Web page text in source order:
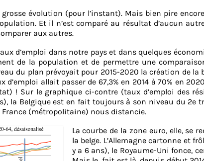
évolution (pour l’instant). Mais bien pire
Et il n’est comparé au résultat d’aucun
aux autres.
d’emploi dans notre pays et dans quelques
de la population et de permettre une
du plan prévoyait pour 2015-2020 la création de
d’emploi allait passer de 67,3% en 2014 à 70% en
! Sur le graphique ci-contre (taux d’emploi des
la Belgique est en fait toujours à son niveau du 2e
(métropolitaine) nous distancie.
La courbe de la zone euro, elle, se
la belge. L’Allemagne cartonne et
y a 6 ans), le Royaume-Uni fonce,